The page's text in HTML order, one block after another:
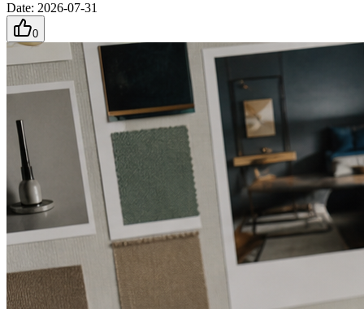
Date: 2026-07-31
0